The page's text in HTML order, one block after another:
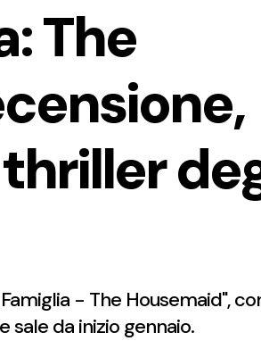
The
- The Housemaid",
sale da inizio gennaio.